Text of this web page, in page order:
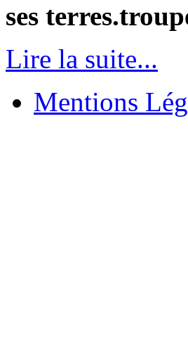
ses terres.
Lire la suite...
Mentions